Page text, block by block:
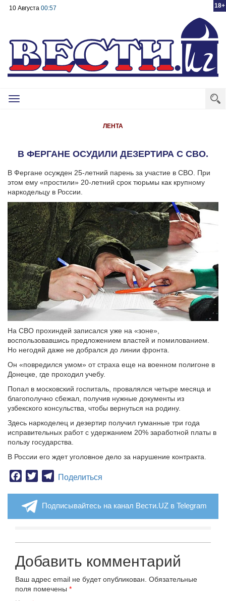
18+
10 Августа 00:57
Toggle
ЛЕНТА
В ФЕРГАНЕ ОСУДИЛИ ДЕЗЕРТИРА С СВО.
В Фергане осужден 25-летний парень за участие в СВО. При
этом ему «простили» 20-летний срок тюрьмы как крупному
наркодельцу в России.
На СВО прохиндей записался уже на «зоне»,
воспользовавшись предложением властей и помилованием.
Но негодяй даже не добрался до линии фронта.
Он «повредился умом» от страха еще на военном полигоне в
Донецке, где проходил учебу.
Попал в московский госпиталь, провалялся четыре месяца и
благополучно сбежал, получив нужные документы из
узбекского консульства, чтобы вернуться на родину.
Здесь наркоделец и дезертир получил гуманные три года
исправительных работ с удержанием 20% заработной платы в
пользу государства.
В России его ждет уголовное дело за нарушение контракта.
Facebook
TwitterTelegram
Поделиться
Подписывайтесь на канал Вести.UZ в Telegram
Добавить комментарий
Ваш адрес email не будет опубликован. Обязательные
поля помечены *